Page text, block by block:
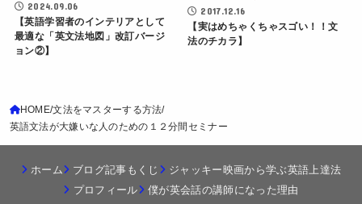
2024.09.06
【英語学習者のインテリアとして
最適な「英文法地図」改訂バージ
ョン②】
2017.12.16
【実はめちゃくちゃスゴい！！文
法のチカラ】
HOME 文法をマスターする方法
英語文法が大嫌いな人のための１２分間セミナー
ホーム ブログ記事もくじ
ジャッキー映画から学ぶ英語上達法
プロフィール
僕が英会話の講師になった理由